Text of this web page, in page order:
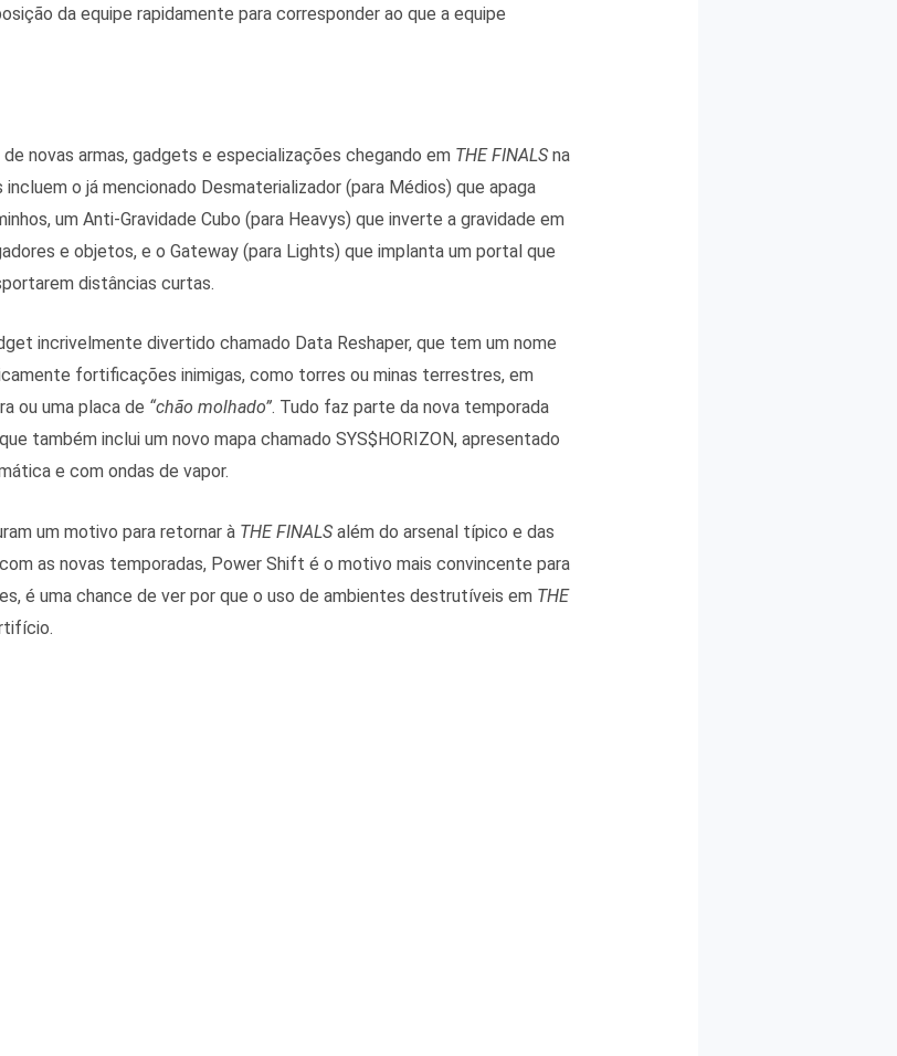
da equipe rapidamente para corresponder ao que a equipe
novas armas, gadgets e especializações chegando em THE FINALS na
o já mencionado Desmaterializador (para Médios) que apaga
um Anti-Gravidade Cubo (para Heavys) que inverte a gravidade em
e objetos, e o Gateway (para Lights) que implanta um portal que
distâncias curtas.
incrivelmente divertido chamado Data Reshaper, que tem um nome
fortificações inimigas, como torres ou minas terrestres, em
ou uma placa de “chão molhado”. Tudo faz parte da nova temporada
também inclui um novo mapa chamado SYS$HORIZON, apresentado
e com ondas de vapor.
um motivo para retornar à THE FINALSalém do arsenal típico e das
as novas temporadas, Power Shift é o motivo mais convincente para
é uma chance de ver por que o uso de ambientes destrutíveis em THE